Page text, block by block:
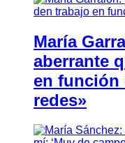
María
aberrante
en función
redes»